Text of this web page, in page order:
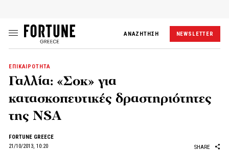
ΑΝΑΖΗΤΗΣΗ NEWSLETTER
ΕΠΙΚΑΙΡΟΤΗΤΑ
Γαλλία: «Σοκ» για
κατασκοπευτικές δραστηριότητες
της NSA
FORTUNE GREECE
21/10/2013, 10:20
SHARE